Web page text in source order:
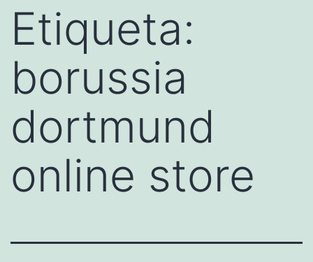
Etiqueta:
borussia
dortmund
online store